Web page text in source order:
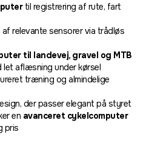
til registrering af rute, fart
relevante sensorer via trådløs
til landevej, gravel og MTB
let aflæsning under kørsel
træning og almindelige
der passer elegant på styret
en avanceret cykelcomputer
pris